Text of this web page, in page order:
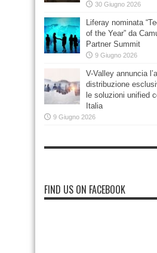
30 Giugno 2026
Liferay nominata
of the Year” da
Partner Summit
9 Giugno 2026
V-Valley annuncia
distribuzione
le soluzioni unified
Italia
9 Giugno 2026
FIND US ON FACEBOOK